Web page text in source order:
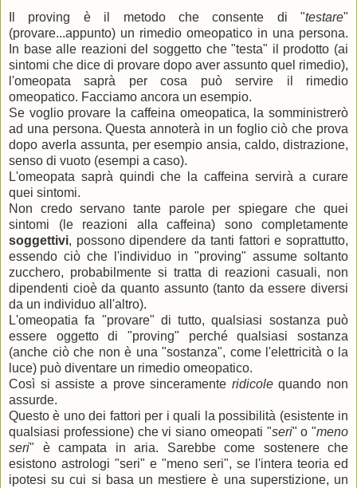
Il proving è il metodo che consente di "testare"
(provare...appunto) un rimedio omeopatico in una persona.
In base alle reazioni del soggetto che "testa" il prodotto (ai
sintomi che dice di provare dopo aver assunto quel rimedio),
l'omeopata saprà per cosa può servire il rimedio
omeopatico. Facciamo ancora un esempio.
Se voglio provare la caffeina omeopatica, la somministrerò
ad una persona. Questa annoterà in un foglio ciò che prova
dopo averla assunta, per esempio ansia, caldo, distrazione,
senso di vuoto (esempi a caso).
L'omeopata saprà quindi che la caffeina servirà a curare
quei sintomi.
Non credo servano tante parole per spiegare che quei
sintomi (le reazioni alla caffeina) sono completamente
soggettivi, possono dipendere da tanti fattori e soprattutto,
essendo ciò che l'individuo in "proving" assume soltanto
zucchero, probabilmente si tratta di reazioni casuali, non
dipendenti cioè da quanto assunto (tanto da essere diversi
da un individuo all'altro).
L'omeopatia fa "provare" di tutto, qualsiasi sostanza può
essere oggetto di "proving" perché qualsiasi sostanza
(anche ciò che non è una "sostanza", come l'elettricità o la
luce) può diventare un rimedio omeopatico.
Così si assiste a prove sinceramente ridicolequando non
assurde.
Questo è uno dei fattori per i quali la possibilità (esistente in
qualsiasi professione) che vi siano omeopati "seri" o "meno
seri" è campata in aria. Sarebbe come sostenere che
esistono astrologi "seri" e "meno seri", se l'intera teoria ed
ipotesi su cui si basa un mestiere è una superstizione, un